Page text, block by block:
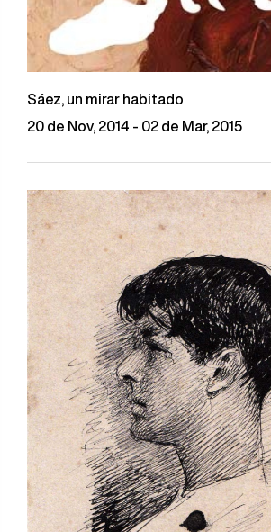
Sáez, un mirar habitado
20 de Nov, 2014 - 02 de Mar, 2015